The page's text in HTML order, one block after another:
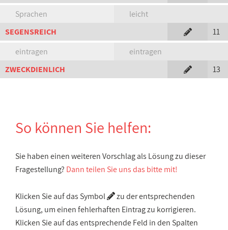
Sprachen
leicht
SEGENSREICH
11
eintragen
eintragen
ZWECKDIENLICH
13
So können Sie helfen:
Sie haben einen weiteren Vorschlag als Lösung zu dieser
Fragestellung? Dann teilen Sie uns das bitte mit!
Klicken Sie auf das Symbol
zu der entsprechenden
Lösung, um einen fehlerhaften Eintrag zu korrigieren.
Klicken Sie auf das entsprechende Feld in den Spalten